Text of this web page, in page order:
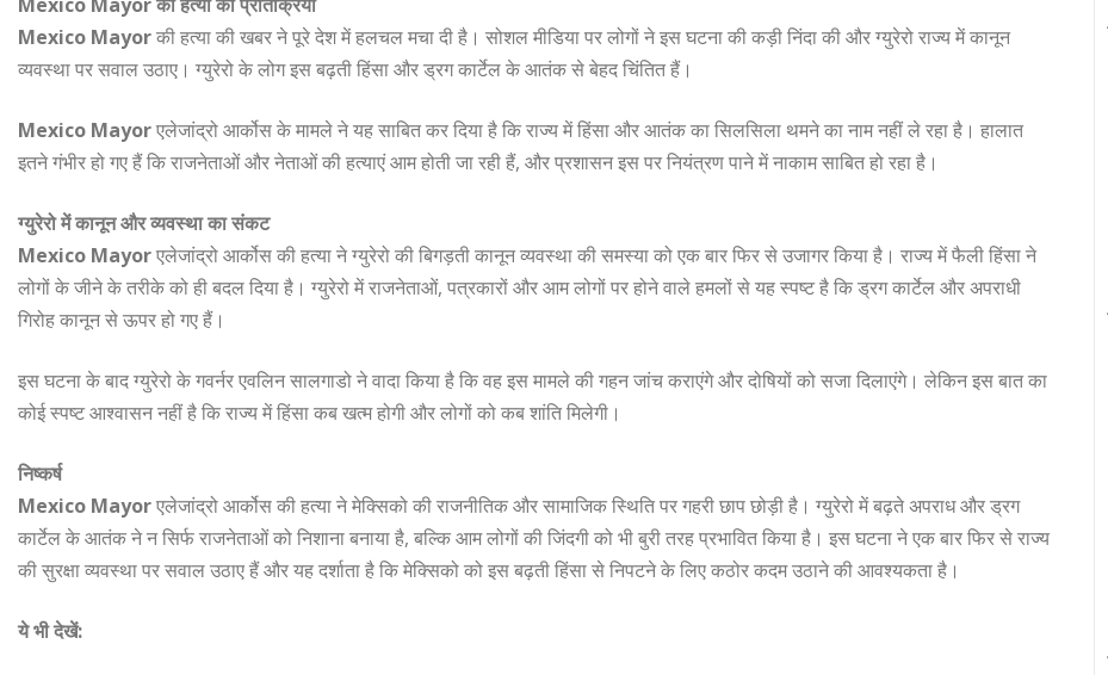
Mexico Mayorकी हत्या की खबर ने पूरे देश में हलचल मचा दी है। सोशल मीडिया पर लोगों ने इस घटना की कड़ी निंदा की और ग्युरेरो राज्य में कानून
व्यवस्था पर सवाल उठाए। ग्युरेरो के लोग इस बढ़ती हिंसा और ड्रग कार्टेल के आतंक से बेहद चिंतित हैं।
Mexico Mayorएलेजांद्रो आर्कोस के मामले ने यह साबित कर दिया है कि राज्य में हिंसा और आतंक का सिलसिला थमने का नाम नहीं ले रहा है। हालात
इतने गंभीर हो गए हैं कि राजनेताओं और नेताओं की हत्याएं आम होती जा रही हैं, और प्रशासन इस पर नियंत्रण पाने में नाकाम साबित हो रहा है।
ग्युरेरो में कानून और व्यवस्था का संकट
Mexico Mayorएलेजांद्रो आर्कोस की हत्या ने ग्युरेरो की बिगड़ती कानून व्यवस्था की समस्या को एक बार फिर से उजागर किया है। राज्य में फैली हिंसा ने
लोगों के जीने के तरीके को ही बदल दिया है। ग्युरेरो में राजनेताओं, पत्रकारों और आम लोगों पर होने वाले हमलों से यह स्पष्ट है कि ड्रग कार्टेल और अपराधी
गिरोह कानून से ऊपर हो गए हैं।
इस घटना के बाद ग्युरेरो के गवर्नर एवलिन सालगाडो ने वादा किया है कि वह इस मामले की गहन जांच कराएंगे और दोषियों को सजा दिलाएंगे। लेकिन इस बात का
कोई स्पष्ट आश्वासन नहीं है कि राज्य में हिंसा कब खत्म होगी और लोगों को कब शांति मिलेगी।
निष्कर्ष
Mexico Mayorएलेजांद्रो आर्कोस की हत्या ने मेक्सिको की राजनीतिक और सामाजिक स्थिति पर गहरी छाप छोड़ी है। ग्युरेरो में बढ़ते अपराध और ड्रग
कार्टेल के आतंक ने न सिर्फ राजनेताओं को निशाना बनाया है, बल्कि आम लोगों की जिंदगी को भी बुरी तरह प्रभावित किया है। इस घटना ने एक बार फिर से राज्य
की सुरक्षा व्यवस्था पर सवाल उठाए हैं और यह दर्शाता है कि मेक्सिको को इस बढ़ती हिंसा से निपटने के लिए कठोर कदम उठाने की आवश्यकता है।
ये भी देखें: